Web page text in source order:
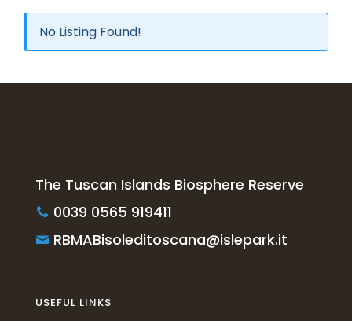
No Listing Found!
The Tuscan Islands Biosphere Reserve
0039 0565 919411
RBMABisoleditoscana@islepark.it
USEFUL LINKS